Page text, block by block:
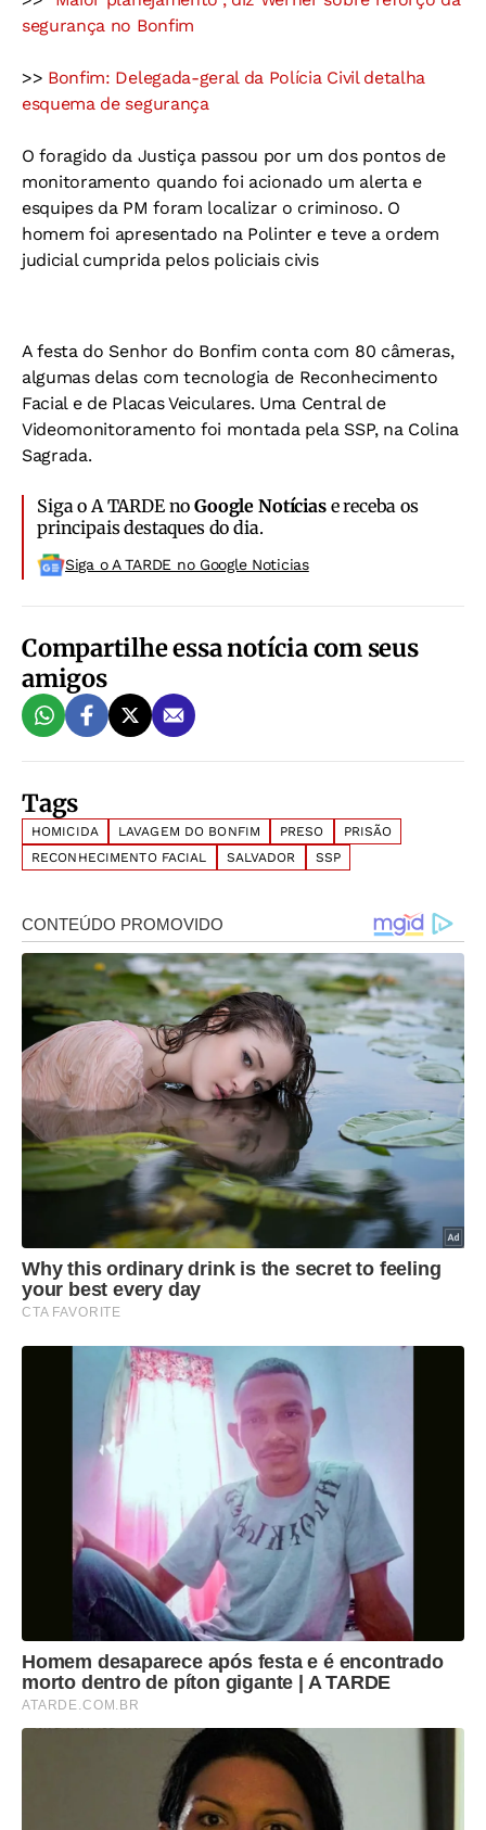
segurança no Bonfim
>> Bonfim: Delegada-geral da Polícia Civil detalha
esquema de segurança
O foragido da Justiça passou por um dos pontos de
monitoramento quando foi acionado um alerta e
esquipes da PM foram localizar o criminoso. O
homem foi apresentado na Polinter e teve a ordem
judicial cumprida pelos policiais civis
A festa do Senhor do Bonfim conta com 80 câmeras,
algumas delas com tecnologia de Reconhecimento
Facial e de Placas Veiculares. Uma Central de
Videomonitoramento foi montada pela SSP, na Colina
Sagrada.
Siga o A TARDE noGoogle Notíciase receba os
principais destaques do dia.
Siga o A TARDE no Google Noticias
Compartilhe essa notícia com seus
amigos
Tags
HOMICIDA LAVAGEM DO BONFIM PRESO
PRISÃO
RECONHECIMENTO FACIAL
SALVADOR SSP